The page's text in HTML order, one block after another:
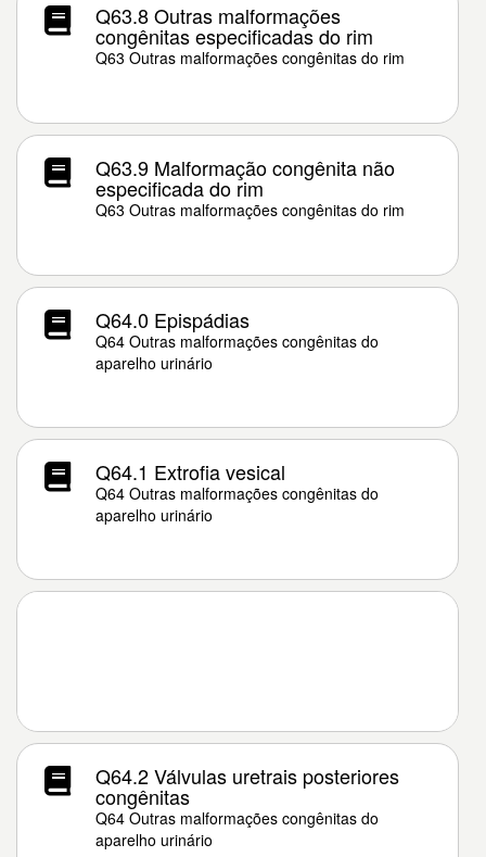
Q63.8 Outras malformações
congênitas especificadas do rim
Q63 Outras malformações congênitas do rim
Q63.9 Malformação congênita não
especificada do rim
Q63 Outras malformações congênitas do rim
Q64.0 Epispádias
Q64 Outras malformações congênitas do
aparelho urinário
Q64.1 Extrofia vesical
Q64 Outras malformações congênitas do
aparelho urinário
Q64.2 Válvulas uretrais posteriores
congênitas
Q64 Outras malformações congênitas do
aparelho urinário